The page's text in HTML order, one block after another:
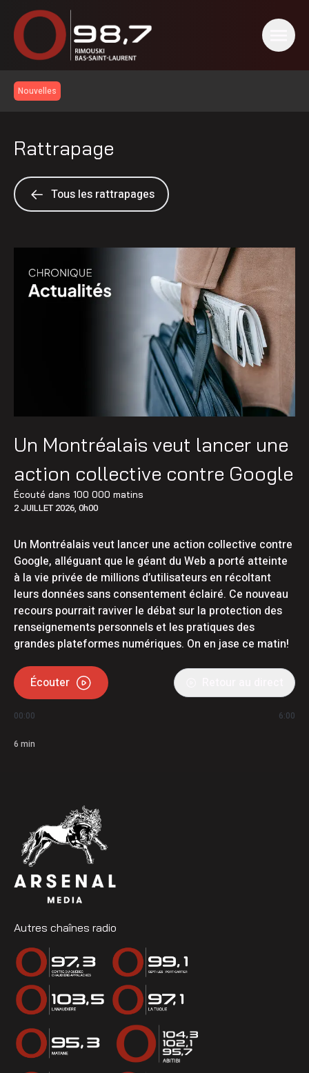
Nouvelles
Rattrapage
Tous les rattrapages
Un Montréalais veut lancer une
action collective contre Google
Écouté dans 100 000 matins
2 JUILLET 2026, 0h00
Un Montréalais veut lancer une action collective contre
Google, alléguant que le géant du Web a porté atteinte
à la vie privée de millions d’utilisateurs en récoltant
leurs données sans consentement éclairé. Ce nouveau
recours pourrait raviver le débat sur la protection des
renseignements personnels et les pratiques des
grandes plateformes numériques. On en jase ce matin!
Écouter
00:00 6:00
6 min
Autres chaînes radio